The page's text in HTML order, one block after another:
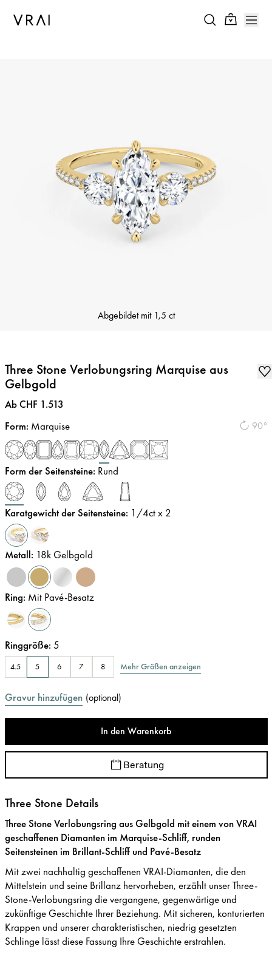
Abgebildet mit 1,5 ct
Three Stone Verlobungsring Marquise aus
Gelbgold
Preis:
Ab CHF 1.513
90°
Form: Marquise
Form der Seitensteine: Rund
Karatgewicht der Seitensteine: 1/4ct x 2
Metall: 18k Gelbgold
Ring: Mit Pavé-Besatz
Ringgröße: 5
4.5 5 6 7 8 Mehr Größen anzeigen
Gravur hinzufügen (optional)
In den Warenkorb
Beratung
Three Stone Details
Three Stone Verlobungsring aus Gelbgold mit einem von VRAI
geschaffenen Diamanten im Marquise-Schliff, runden
Seitensteinen im Brillant-Schliff und Pavé-Besatz
Mit zwei nachhaltig geschaffenen VRAI-Diamanten, die den
Mittelstein und seine Brillanz hervorheben, erzählt unser Three-
Stone-Verlobungsring die vergangene, gegenwärtige und
zukünftige Geschichte Ihrer Beziehung. Mit sicheren, konturierten
Krappen und unserer charakteristischen, niedrig gesetzten
Schlinge lässt diese Fassung Ihre Geschichte erstrahlen.